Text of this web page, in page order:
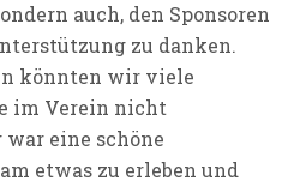
auch, den Sponsoren
zu danken.
könnten wir viele
im Verein nicht
war eine schöne
etwas zu erleben und